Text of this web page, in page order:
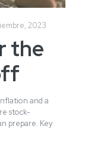
2023
the
and a
stock-
prepare. Key